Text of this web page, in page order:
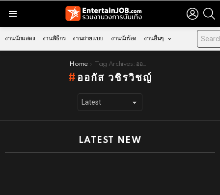
LOGIN
งานนักแสดง งานพิธีกร งานถ่ายแบบ งานนักร้อง งานอื่นๆ
Home Tag Archives: ออกัส วชิรวิชญ์
ออกัส วชิรวิชญ์
LATEST NEW